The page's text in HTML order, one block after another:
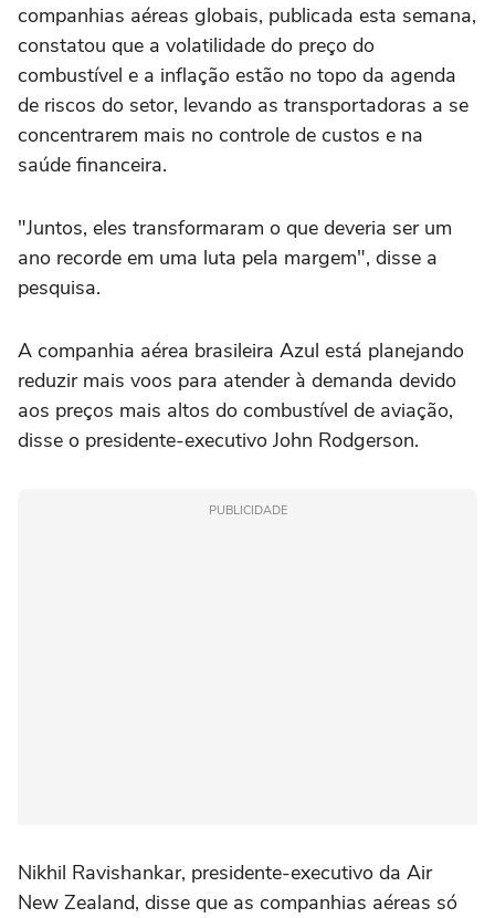
companhias aéreas globais, publicada esta semana,
constatou que a volatilidade do preço do
combustível e a inflação estão no topo da agenda
de riscos do setor, levando as transportadoras a se
concentrarem mais no controle de custos e na
saúde financeira.
"Juntos, eles transformaram o que deveria ser um
ano recorde em uma luta pela margem", disse a
pesquisa.
A companhia aérea brasileira ‌Azul está planejando
reduzir mais voos para atender à demanda devido
aos preços mais altos do combustível de aviação,
disse o presidente-executivo ‌John Rodgerson.
PUBLICIDADE
Nikhil Ravishankar, presidente-executivo da Air
New ⁠Zealand, disse que as companhias ⁠aéreas só